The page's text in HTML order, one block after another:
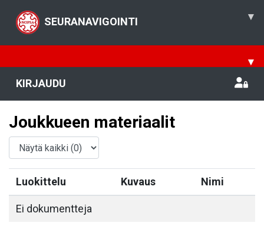
SEURANAVIGOINTI ▾
▾
KIRJAUDU
Joukkueen materiaalit
Luokittelu Kuvaus Nimi
Ei dokumentteja